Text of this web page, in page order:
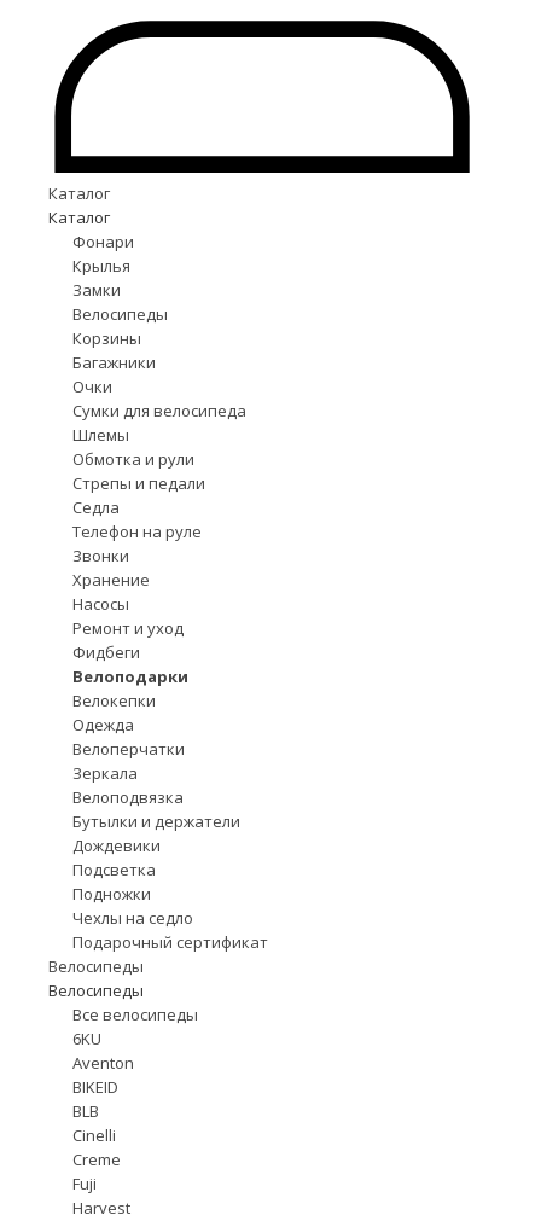
Каталог
Каталог
Фонари
Крылья
Замки
Велосипеды
Корзины
Багажники
Очки
Сумки для велосипеда
Шлемы
Обмотка и рули
Стрепы и педали
Седла
Телефон на руле
Звонки
Хранение
Насосы
Ремонт и уход
Фидбеги
Велоподарки
Велокепки
Одежда
Велоперчатки
Зеркала
Велоподвязка
Бутылки и держатели
Дождевики
Подсветка
Подножки
Чехлы на седло
Подарочный сертификат
Велосипеды
Велосипеды
Все велосипеды
6KU
Aventon
BIKEID
BLB
Cinelli
Creme
Fuji
Harvest